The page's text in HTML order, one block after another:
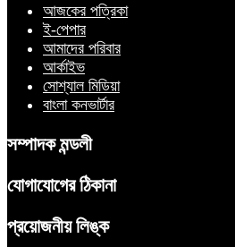
আজকের পত্রিকা
ই-পেপার
আমাদের পরিবার
আর্কাইভ
সোশ্যাল মিডিয়া
বাংলা কনভার্টার
সম্পাদক মন্ডলী
যোগাযোগের ঠিকানা
প্রয়োজনীয় লিঙ্ক